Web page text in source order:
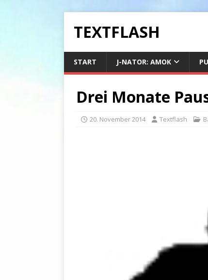
TEXTFLASH
START J-NATOR: AMOK
Drei Monate
20. November 2014 Textflash